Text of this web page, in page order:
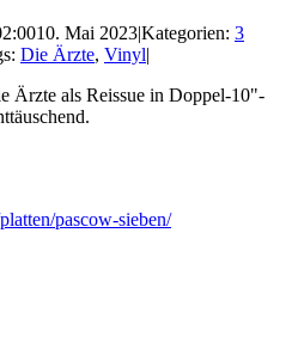
10. Mai 2023|Kategorien: 3
Die Ärzte, Vinyl|
Ärzte als Reissue in Doppel-10"-
pascow-sieben/